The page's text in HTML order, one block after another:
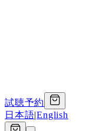
試聴予約
日本語|English